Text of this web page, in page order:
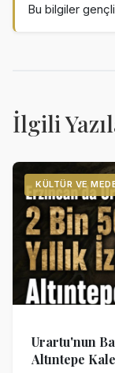
Bu bilgiler
İlgili
KÜLTÜR VE
Urartu'nun
Altıntepe